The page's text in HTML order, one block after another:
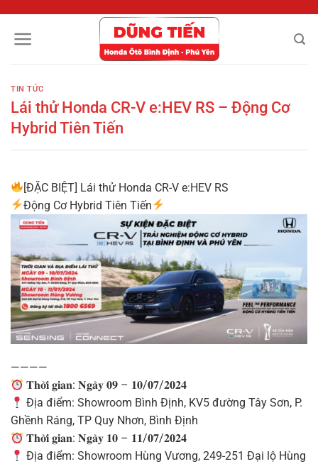
nội
TIN TỨC
Lái thử Honda CR-V e:HEV RS – Động Cơ
Hybrid Tiên Tiến
[ĐẶC BIỆT] Lái thử Honda CR-V e:HEV RS
Động Cơ Hybrid Tiên Tiến
————
𝐓𝐡𝐨̛̀𝐢 𝐠𝐢𝐚𝐧: 𝐍𝐠𝐚̀𝐲 𝟎𝟗 – 𝟏𝟎/𝟎𝟕/𝟐𝟎𝟐𝟒
Địa điểm: Showroom Bình Định, KV5 đường Tây Sơn, P.
Ghềnh Ráng, TP Quy Nhơn, Bình Định
𝐓𝐡𝐨̛̀𝐢 𝐠𝐢𝐚𝐧: 𝐍𝐠𝐚̀𝐲 𝟏𝟎 – 𝟏𝟏/𝟎𝟕/𝟐𝟎𝟐𝟒
Địa điểm: Showroom Hùng Vương, 249-251 Đại lộ Hùng